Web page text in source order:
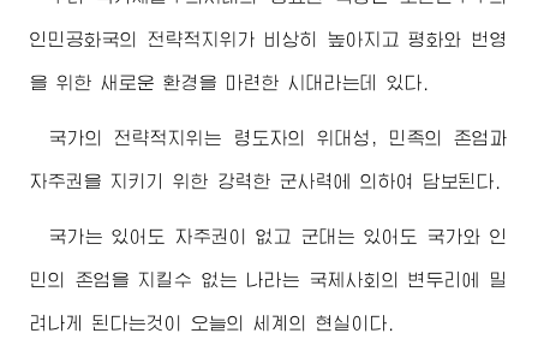
인민공화국의 전략적지위가 비상히 높아지고 평화와 번영
을 위한 새로운 환경을 마련한 시대라는데 있다.
국가의 전략적지위는 령도자의 위대성, 민족의 존엄과
자주권을 지키기 위한 강력한 군사력에 의하여 담보된다.
국가는 있어도 자주권이 없고 군대는 있어도 국가와 인
민의 존엄을 지킬수 없는 나라는 국제사회의 변두리에 밀
려나게 된다는것이 오늘의 세계의 현실이다.